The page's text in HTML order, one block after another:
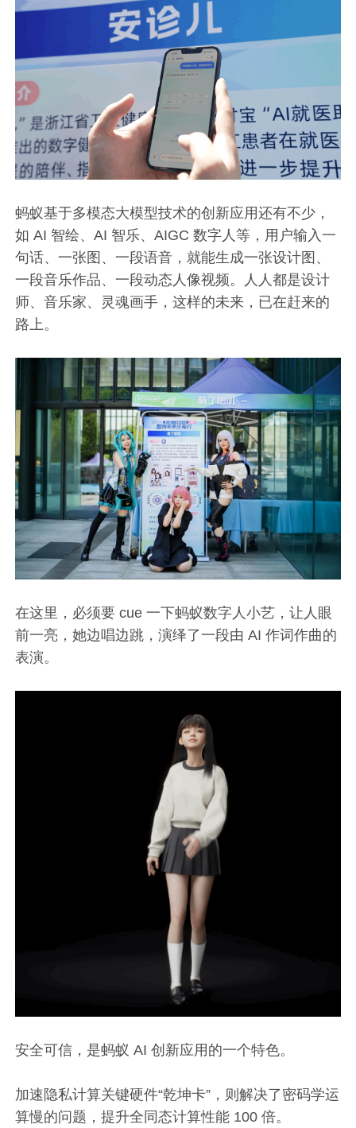
蚂蚁基于多模态大模型技术的创新应用还有不少，
如 AI 智绘、AI 智乐、AIGC 数字人等，用户输入一
句话、一张图、一段语音，就能生成一张设计图、
一段音乐作品、一段动态人像视频。人人都是设计
师、音乐家、灵魂画手，这样的未来，已在赶来的
路上。
在这里，必须要 cue 一下蚂蚁数字人小艺，让人眼
前一亮，她边唱边跳，演绎了一段由 AI 作词作曲的
表演。
安全可信，是蚂蚁 AI 创新应用的一个特色。
加速隐私计算关键硬件“乾坤卡”，则解决了密码学运
算慢的问题，提升全同态计算性能 100 倍。